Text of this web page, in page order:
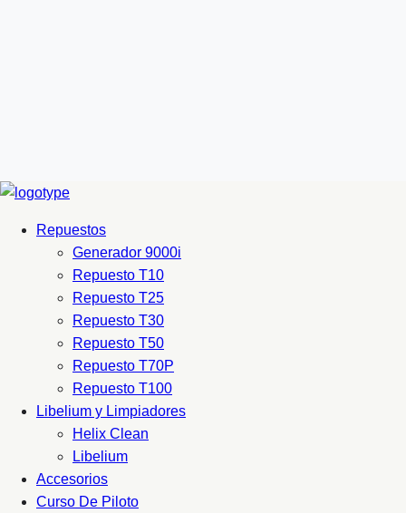
Repuestos
Generador 9000i
Repuesto T10
Repuesto T25
Repuesto T30
Repuesto T50
Repuesto T70P
Repuesto T100
Libelium y Limpiadores
Helix Clean
Libelium
Accesorios
Curso De Piloto